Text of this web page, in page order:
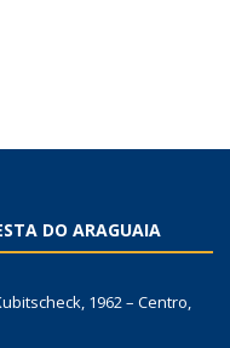
DO ARAGUAIA
1962 – Centro,